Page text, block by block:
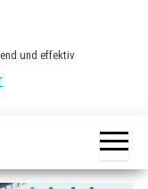
und effektiv